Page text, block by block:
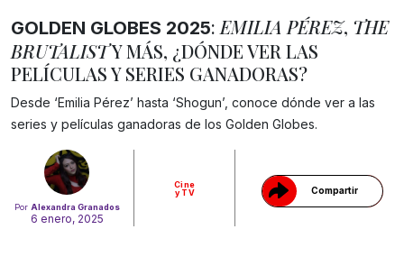
Por Alexandra Granados
6 enero, 2025
Cine
y TV
Compartir
Gracias!
GOLDEN GLOBES 2025:EMILIA PÉREZ, THE
BRUTALISTY MÁS, ¿DÓNDE VER LAS
PELÍCULAS Y SERIES GANADORAS?
Desde ‘Emilia Pérez’ hasta ‘Shogun’, conoce dónde ver a las
series y películas ganadoras de los Golden Globes.